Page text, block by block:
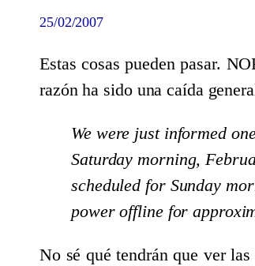
25/02/2007
Estas cosas pueden pasar.
razón ha sido una caída
We were just informed
Saturday morning,
scheduled for Sunday
power offline for
No sé qué tendrán que ver